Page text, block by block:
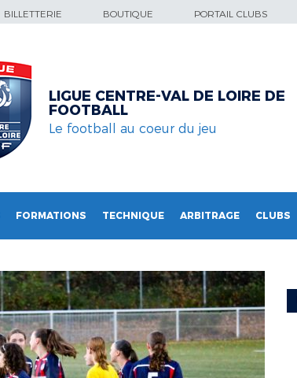
BILLETTERIE BOUTIQUE PORTAIL CLUBS
LIGUE CENTRE-VAL DE LOIRE DE
FOOTBALL
Le football au coeur du jeu
FORMATIONS TECHNIQUE ARBITRAGE CLUBS